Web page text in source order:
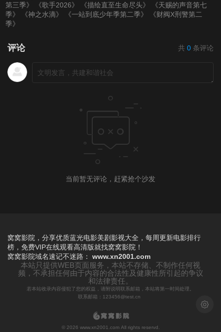
第三季》
《歌手2026》 《描绘直至生命尽头》
《天赐的声音第七
季》
《神之水滴》 《一站到底少年季第二季》
《财阀X刑警第二
季》
评论 共 0 条评论
当前暂无评论，赶紧抢个沙发
浅色模
窝窝影院，分享优质蓝光电影美剧影视大全，每周更新电影排行
榜，免费VIP在线观看高清版就找窝窝影院！
窝窝影院域名速记不迷路： www.xn2001.com
本站只提供WEB页面服务，本站不存储、不制作任何视
频，不承担任何由于内容的合法性及健康性所引起的争议
和法律责任。
若本站收录内容侵犯了您的权益，请附说明联系邮箱，本站将第一时间处理。
联系邮箱：123456@test.cn
© 2026 www.xn2001.com All rights reservd.